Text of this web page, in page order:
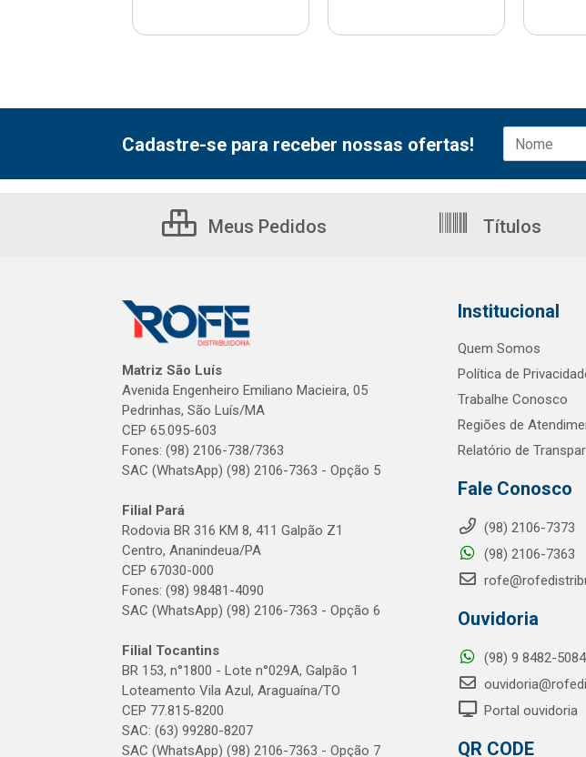
Cadastre-se para receber nossas ofertas!
Meus Pedidos Títulos
Matriz São Luís
Avenida Engenheiro Emiliano Macieira, 05
Pedrinhas, São Luís/MA
CEP 65.095-603
Fones: (98) 2106-738/7363
SAC (WhatsApp) (98) 2106-7363 - Opção 5
Filial Pará
Rodovia BR 316 KM 8, 411 Galpão Z1
Centro, Ananindeua/PA
CEP 67030-000
Fones: (98) 98481-4090
SAC (WhatsApp) (98) 2106-7363 - Opção 6
Filial Tocantins
BR 153, n°1800 - Lote n°029A, Galpão 1
Loteamento Vila Azul, Araguaína/TO
CEP 77.815-8200
SAC: (63) 99280-8207
SAC (WhatsApp) (98) 2106-7363 - Opção 7
Institucional
Quem Somos
Política de
Trabalhe Conosco
Regiões de
Relatório de
Fale Conosco
(98) 2106-7373
(98) 2106-7363
Ouvidoria
(98) 9 8482-5084
Portal ouvidoria
QR CODE